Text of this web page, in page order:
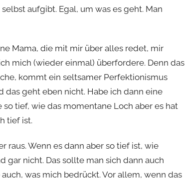
aufgibt. Egal, um was es geht. Man
Mama, die mit mir über alles redet, mir
mich (wieder einmal) überfordere. Denn das
kommt ein seltsamer Perfektionismus
das geht eben nicht. Habe ich dann eine
tief, wie das momentane Loch aber es hat
tief ist.
Wenn es dann aber so tief ist, wie
gar nicht. Das sollte man sich dann auch
was mich bedrückt. Vor allem, wenn das